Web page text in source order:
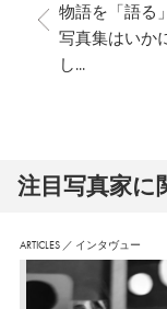
物語を「語る」
写真集はいか
し...
注⽬写真家に
ARTICLES ／ インタヴュー